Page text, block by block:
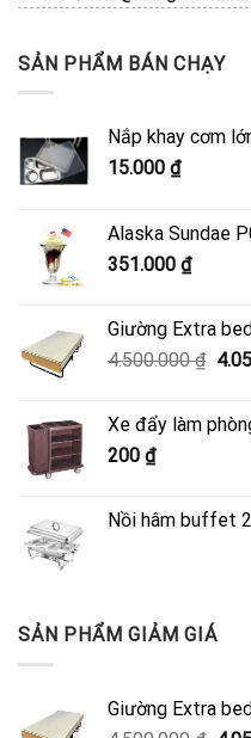
SẢN PHẨM BÁN CHẠY
Nắp khay cơm
15.000 ₫
Alaska Sundae
351.000 ₫
Giường Extra
4.500.000₫ Giá
Xe đẩy làm
200 ₫
Nồi hâm buffet
SẢN PHẨM GIẢM GIÁ
Giường Extra